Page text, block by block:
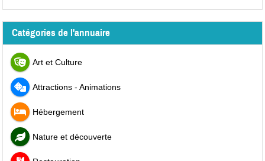
Catégories de l'annuaire
Art et Culture
Attractions - Animations
Hébergement
Nature et découverte